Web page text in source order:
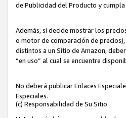
de Publicidad del Producto y
Además, si decide mostrar los
o motor de comparación de
distintos a un Sitio de Amazon,
“en uso” al cual se encuentre
No deberá publicar Enlaces
Especiales.
(c) Responsabilidad de Su Sitio